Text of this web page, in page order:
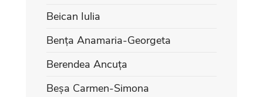
Beican Iulia
Bența Anamaria-Georgeta
Berendea Ancuța
Beșa Carmen-Simona